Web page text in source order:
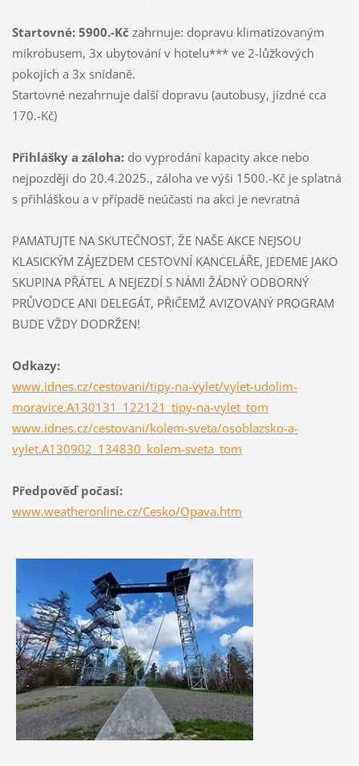
Startovné: 5900.-Kč zahrnuje: dopravu klimatizovaným
mikrobusem, 3x ubytování v hotelu*** ve 2-lůžkových
pokojích a 3x snídaně.
Startovné nezahrnuje další dopravu (autobusy, jízdné cca
170.-Kč)
Přihlášky a záloha:do vyprodání kapacity akce nebo
nejpozději do 20.4.2025., záloha ve výši 1500.-Kč je splatná
s přihláškou a v případě neúčasti na akci je nevratná
PAMATUJTE NA SKUTEČNOST, ŽE NAŠE AKCE NEJSOU
KLASICKÝM ZÁJEZDEM CESTOVNÍ KANCELÁŘE, JEDEME JAKO
SKUPINA PŘÁTEL A NEJEZDÍ S NÁMI ŽÁDNÝ ODBORNÝ
PRŮVODCE ANI DELEGÁT, PŘIČEMŽ AVIZOVANÝ PROGRAM
BUDE VŽDY DODRŽEN!
Odkazy:
www.idnes.cz/cestovani/tipy-na-vylet/vylet-udolim-
moravice.A130131_122121_tipy-na-vylet_tom
www.idnes.cz/cestovani/kolem-sveta/osoblazsko-a-
vylet.A130902_134830_kolem-sveta_tom
Předpověď počasí:
www.weatheronline.cz/Cesko/Opava.htm